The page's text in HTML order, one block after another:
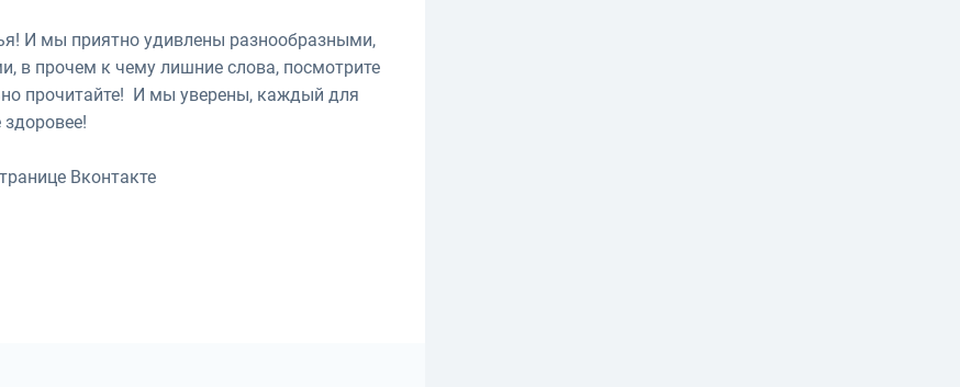
И мы приятно удивлены разнообразными,
в прочем к чему лишние слова, посмотрите
прочитайте! И мы уверены, каждый для
Вконтакте